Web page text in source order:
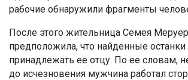
рабочие обнаружили фрагменты
После этого жительница Семея
предположила, что найденные останки
принадлежать ее отцу. По ее словам,
до исчезновения мужчина работал